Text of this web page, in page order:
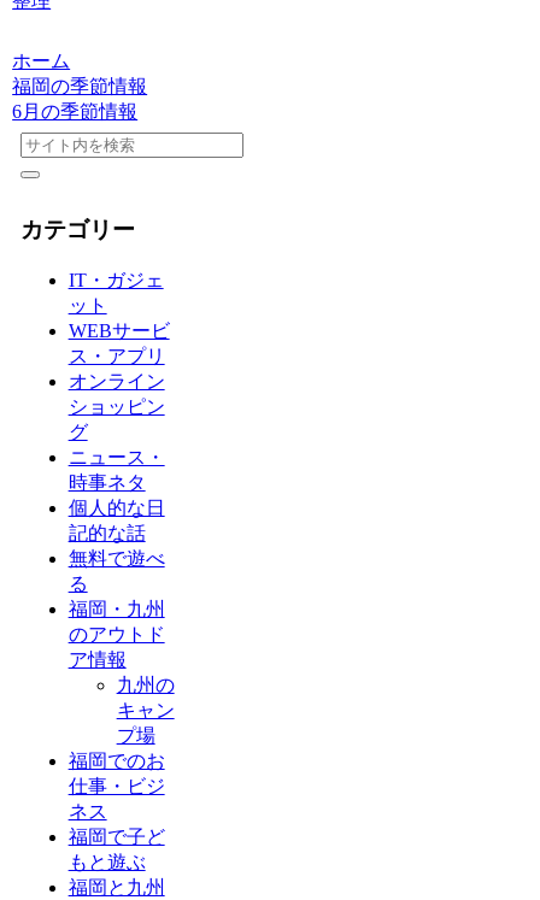
ホーム
福岡の季節情報
6月の季節情報
カテゴリー
IT・ガジェ
ット
WEBサービ
ス・アプリ
オンライン
ショッピン
グ
ニュース・
時事ネタ
個人的な日
記的な話
無料で遊べ
る
福岡・九州
のアウトド
ア情報
九州の
キャン
プ場
福岡でのお
仕事・ビジ
ネス
福岡で子ど
もと遊ぶ
福岡と九州